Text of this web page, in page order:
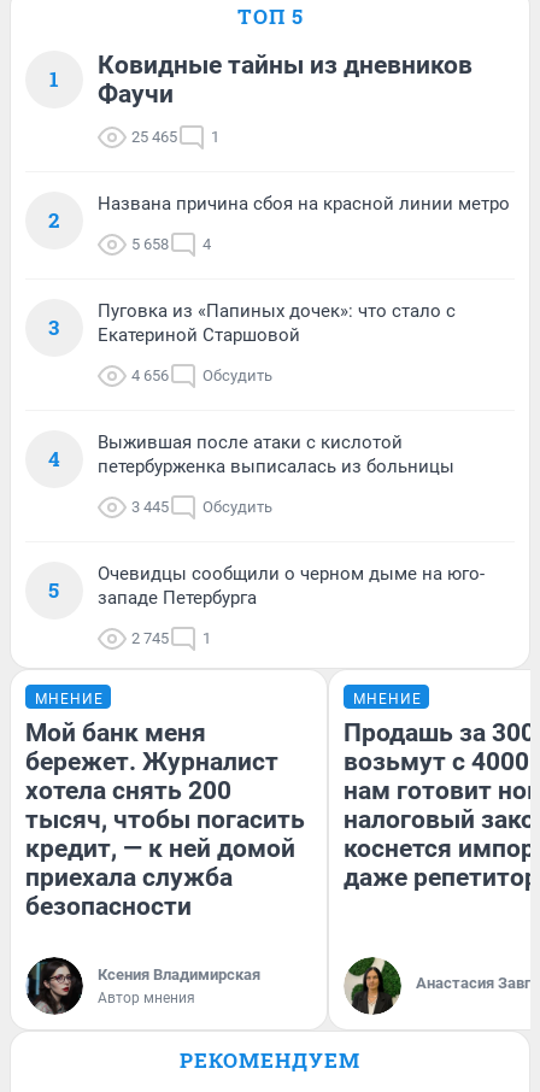
ТОП 5
1
Ковидные тайны из дневников
Фаучи
25 465 1
2
Названа причина сбоя на красной линии метро
5 658 4
3
Пуговка из «Папиных дочек»: что стало с
Екатериной Старшовой
4 656 Обсудить
4
Выжившая после атаки с кислотой
петербурженка выписалась из больницы
3 445 Обсудить
5
Очевидцы сообщили о черном дыме на юго-
западе Петербурга
2 745 1
МНЕНИЕ
Мой банк меня
бережет. Журналист
хотела снять 200
тысяч, чтобы погасить
кредит, — к ней домой
приехала служба
безопасности
Ксения Владимирская
Автор мнения
МНЕНИЕ
Продашь за
возьмут с
нам готовит
налоговый
коснется
даже
Анастасия
РЕКОМЕНДУЕМ